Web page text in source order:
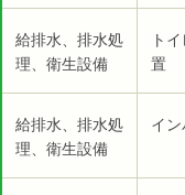
給排水、排水処
理、衛生設備
ト
置
給排水、排水処
理、衛生設備
イン